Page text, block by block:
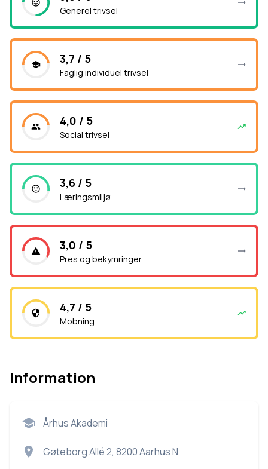
Generel trivsel
3,7 / 5
Faglig individuel trivsel
4,0 / 5
Social trivsel
3,6 / 5
Læringsmiljø
3,0 / 5
Pres og bekymringer
4,7 / 5
Mobning
Information
Århus Akademi
Gøteborg Allé 2, 8200 Aarhus N